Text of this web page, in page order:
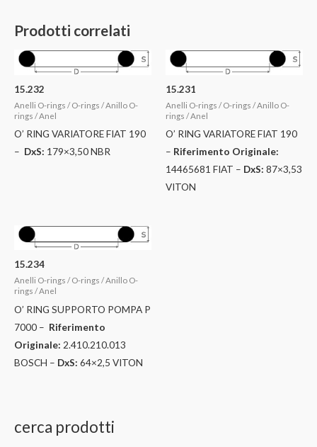
Prodotti correlati
15.232
Anelli O-rings / O-rings / Anillo O-
rings / Anel
O’ RING VARIATORE FIAT 190
– DxS: 179×3,50 NBR
15.231
Anelli O-rings / O-rings / Anillo O-
rings / Anel
O’ RING VARIATORE FIAT 190
– Riferimento Originale:
14465681 FIAT – DxS: 87×3,53
VITON
15.234
Anelli O-rings / O-rings / Anillo O-
rings / Anel
O’ RING SUPPORTO POMPA P
7000 – Riferimento
Originale: 2.410.210.013
BOSCH – DxS: 64×2,5 VITON
cerca prodotti